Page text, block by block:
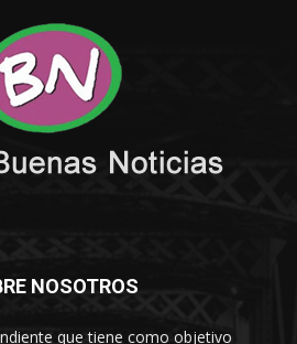
NOSOTROS
que tiene como objetivo